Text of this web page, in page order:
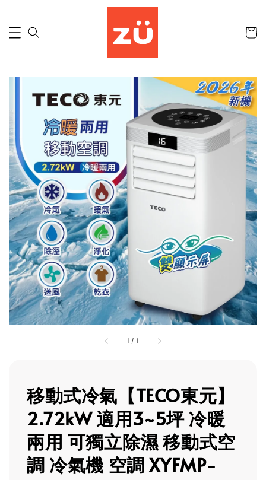
1 / 1
移動式冷氣【TECO東元】
2.72kW 適用3~5坪 冷暖
兩用 可獨立除濕 移動式空
調 冷氣機 空調 XYFMP-